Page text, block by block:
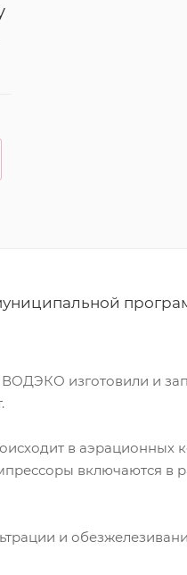
изготовили и
в аэрационных
включаются в
и